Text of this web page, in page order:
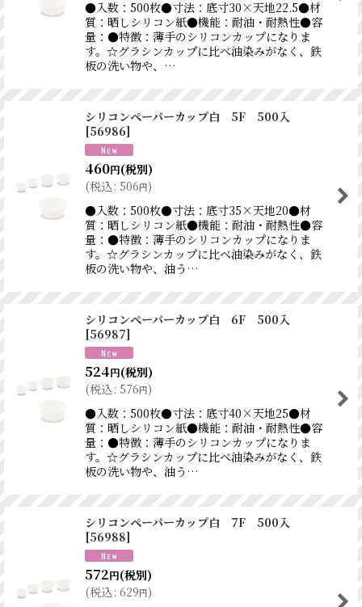
●入数：500枚●寸法：底寸30×天地22.5●材
質：晒しシリコン紙●機能：耐油・耐熱性●容
量：●特徴：薄手のシリコンカップになりま
す。☆グラシンカップに比べ油染みがなく、鉄
板の洗い物や、…
シリコンペーパーカップ白 5F 500入
[56986]
460円(税別)
(税込: 506円)
●入数：500枚●寸法：底寸35×天地20●材
質：晒しシリコン紙●機能：耐油・耐熱性●容
量：●特徴：薄手のシリコンカップになりま
す。☆グラシンカップに比べ油染みがなく、鉄
板の洗い物や、油う…
シリコンペーパーカップ白 6F 500入
[56987]
524円(税別)
(税込: 576円)
●入数：500枚●寸法：底寸40×天地25●材
質：晒しシリコン紙●機能：耐油・耐熱性●容
量：●特徴：薄手のシリコンカップになりま
す。☆グラシンカップに比べ油染みがなく、鉄
板の洗い物や、油う…
シリコンペーパーカップ白 7F 500入
[56988]
572円(税別)
(税込: 629円)